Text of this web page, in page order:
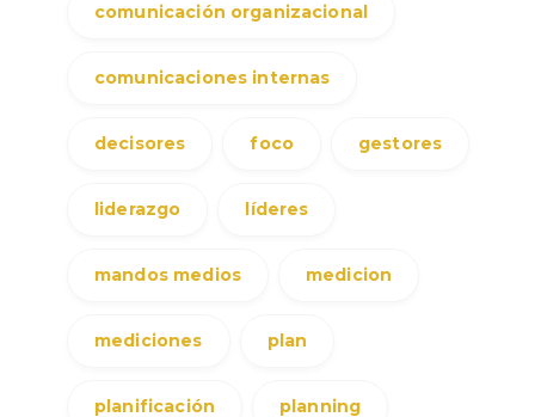
comunicación organizacional
comunicaciones internas
decisores foco gestores
liderazgo líderes
mandos medios medicion
mediciones plan
planificación planning